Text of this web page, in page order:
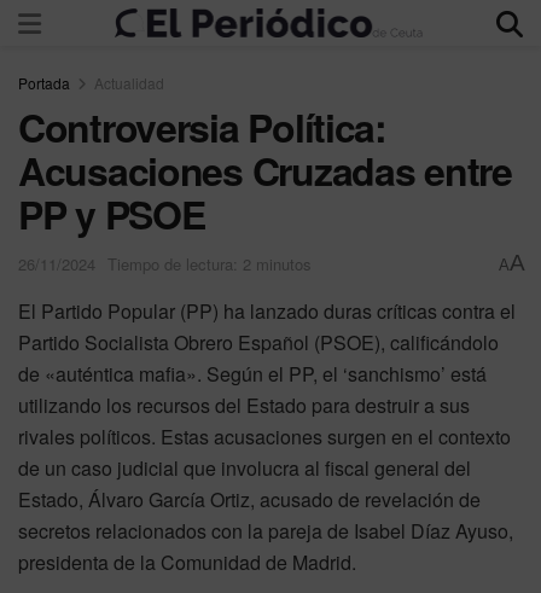
Portada Actualidad
Controversia Política:
Acusaciones Cruzadas entre
PP y PSOE
26/11/2024 Tiempo de lectura: 2 minutos AA
El Partido Popular (PP) ha lanzado duras críticas contra el
Partido Socialista Obrero Español (PSOE), calificándolo
de «auténtica mafia». Según el PP, el ‘sanchismo’ está
utilizando los recursos del Estado para destruir a sus
rivales políticos. Estas acusaciones surgen en el contexto
de un caso judicial que involucra al fiscal general del
Estado, Álvaro García Ortiz, acusado de revelación de
secretos relacionados con la pareja de Isabel Díaz Ayuso,
presidenta de la Comunidad de Madrid.